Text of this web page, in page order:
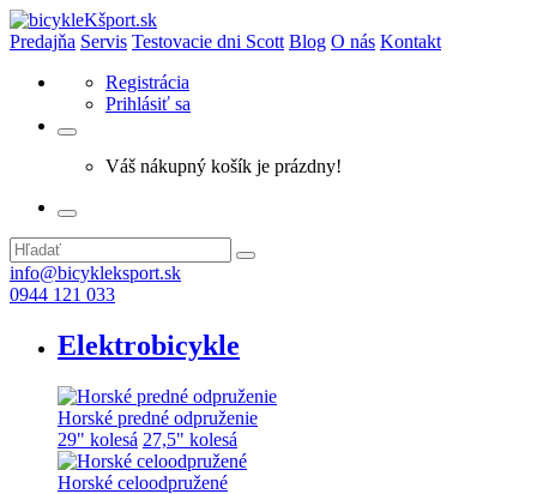
Predajňa Servis Testovacie dni Scott Blog O nás Kontakt
Registrácia
Prihlásiť sa
Váš nákupný košík je prázdny!
info@bicykleksport.sk
0944 121 033
Elektrobicykle
Horské predné odpruženie
29" kolesá 27,5" kolesá
Horské celoodpružené